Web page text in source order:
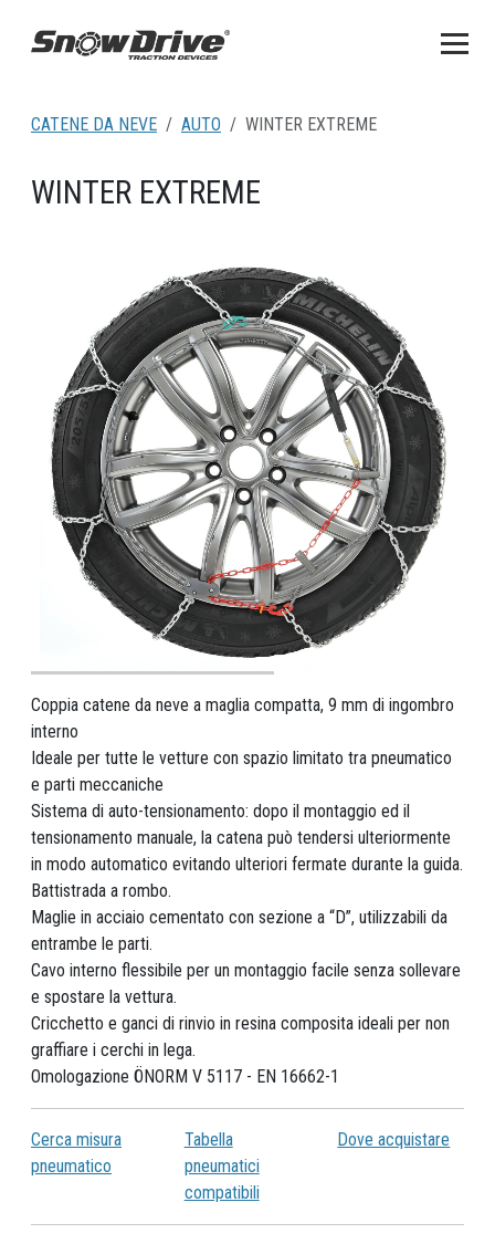
CATENE DA NEVE AUTO WINTER EXTREME
WINTER EXTREME
Coppia catene da neve a maglia compatta, 9 mm di ingombro
interno
Ideale per tutte le vetture con spazio limitato tra pneumatico
e parti meccaniche
Sistema di auto-tensionamento: dopo il montaggio ed il
tensionamento manuale, la catena può tendersi ulteriormente
in modo automatico evitando ulteriori fermate durante la guida.
Battistrada a rombo.
Maglie in acciaio cementato con sezione a “D”, utilizzabili da
entrambe le parti.
Cavo interno flessibile per un montaggio facile senza sollevare
e spostare la vettura.
Cricchetto e ganci di rinvio in resina composita ideali per non
graffiare i cerchi in lega.
Omologazione ÖNORM V 5117 - EN 16662-1
Cerca misura
pneumatico
Tabella
pneumatici
compatibili
Dove acquistare